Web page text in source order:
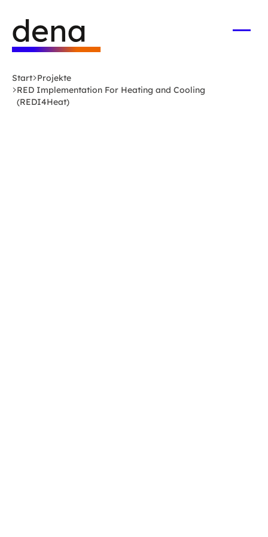
Hauptinhalt
springen
Deutsche
Energie-
Agentur
-
zur
Start Projekte
RED Implementation For Heating and Cooling
(REDI4Heat)